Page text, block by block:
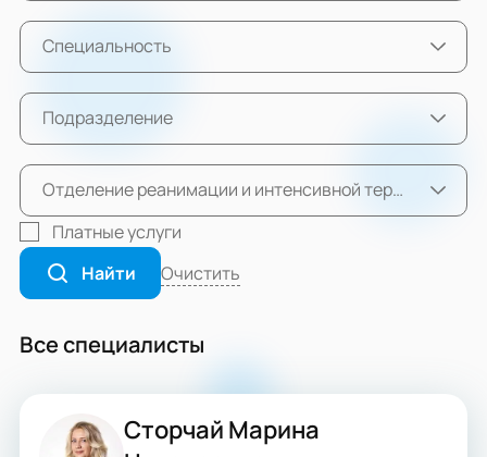
Специальность
Подразделение
Отделение реанимации и интенсивной терапии №6
Платные услуги
Найти
Очистить
Все специалисты
Сторчай Марина